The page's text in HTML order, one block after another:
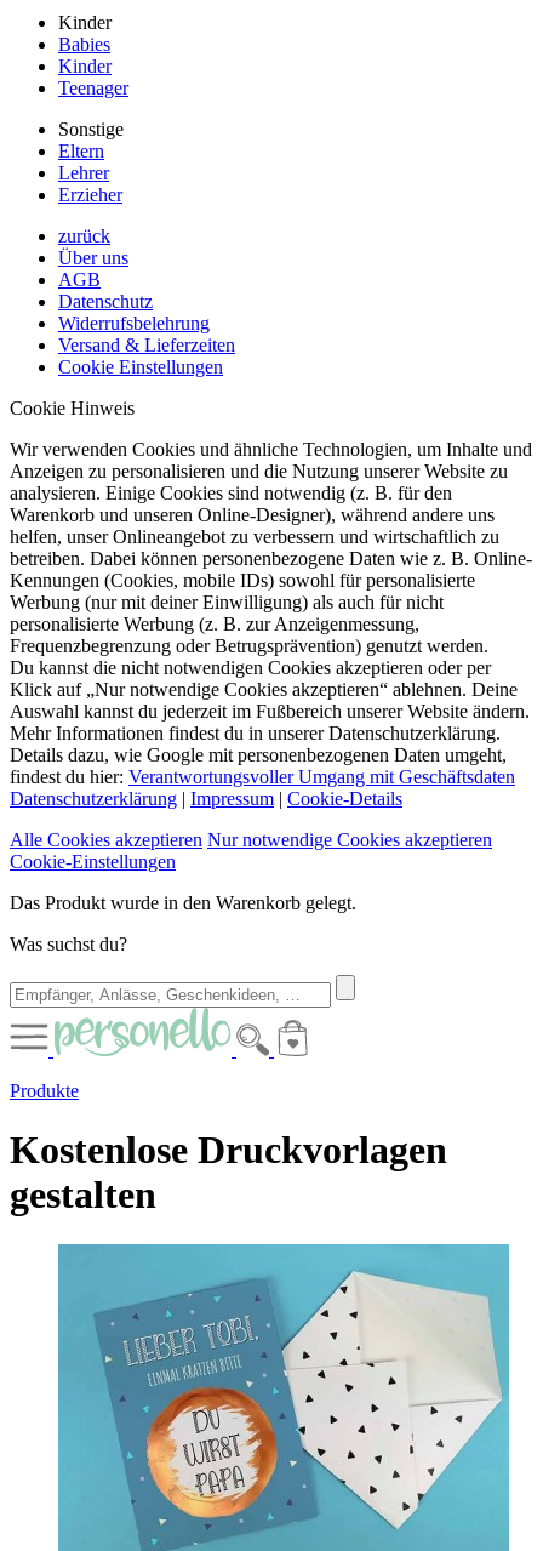
Kinder
Babies
Kinder
Teenager
Sonstige
Eltern
Lehrer
Erzieher
zurück
Über uns
AGB
Datenschutz
Widerrufsbelehrung
Versand & Lieferzeiten
Cookie Einstellungen
Cookie Hinweis
Wir verwenden Cookies und ähnliche Technologien, um Inhalte und
Anzeigen zu personalisieren und die Nutzung unserer Website zu
analysieren. Einige Cookies sind notwendig (z. B. für den
Warenkorb und unseren Online-Designer), während andere uns
helfen, unser Onlineangebot zu verbessern und wirtschaftlich zu
betreiben. Dabei können personenbezogene Daten wie z. B. Online-
Kennungen (Cookies, mobile IDs) sowohl für personalisierte
Werbung (nur mit deiner Einwilligung) als auch für nicht
personalisierte Werbung (z. B. zur Anzeigenmessung,
Frequenzbegrenzung oder Betrugsprävention) genutzt werden.
Du kannst die nicht notwendigen Cookies akzeptieren oder per
Klick auf „Nur notwendige Cookies akzeptieren“ ablehnen. Deine
Auswahl kannst du jederzeit im Fußbereich unserer Website ändern.
Mehr Informationen findest du in unserer Datenschutzerklärung.
Details dazu, wie Google mit personenbezogenen Daten umgeht,
findest du hier: Verantwortungsvoller Umgang mit Geschäftsdaten
Datenschutzerklärung | Impressum | Cookie-Details
Alle Cookies akzeptieren Nur notwendige Cookies akzeptieren
Cookie-Einstellungen
Das Produkt wurde in den Warenkorb gelegt.
Was suchst du?
Produkte
Kostenlose Druckvorlagen
gestalten